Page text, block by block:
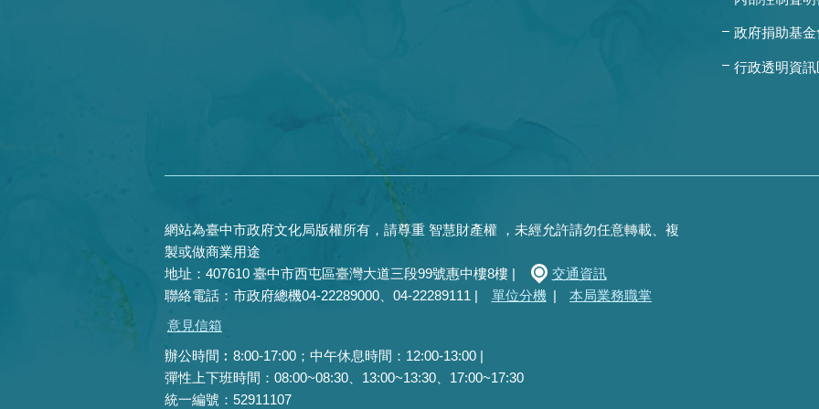
政府捐助基金
行政透明資訊
網站為臺中市政府文化局版權所有，請尊重 智慧財產權 ，未經允許請勿任意轉載、複
製或做商業用途
地址：407610 臺中市西屯區臺灣大道三段99號惠中樓8樓 |
交通資訊
聯絡電話：市政府總機04-22289000、04-22289111 |
單位分機 |
本局業務職掌
意見信箱
辦公時間︰8:00-17:00；中午休息時間：12:00-13:00 |
彈性上下班時間：08:00~08:30、13:00~13:30、17:00~17:30
統一編號：52911107